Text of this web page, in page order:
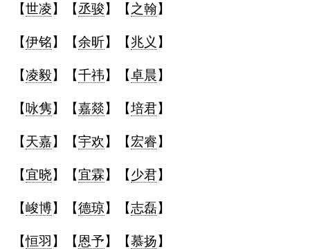
【世凌】【丞骏】【 之翰】
【伊铭】【余昕】【兆义 】
【凌毅】【千祎】【卓晨】
【 咏隽】【嘉燚】【培君】
【天嘉】【宇欢 】【宏睿】
【宜晓】【宜霖】【少君】
【峻博】【德琼】【志磊】
【恒羽 】【恩予】【慕扬】